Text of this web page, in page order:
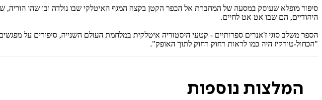
סיפור מופלא שעוסק במסעה של המחברת אל הכפר הקטן בקצה המגף האיטלקי שבו נולדה ובו שהו הוריה,
היהודיים, הם שבו אט אט לחיים.
הספר משלב סוגי ז'אנרים ספרותיים - קטעי היסטוריה איטלקית במלחמת העולם השנייה, סיפורים על
"הכחול-טורקיז היה כמו לראות רחוק רחוק לתוך האופק".
המלצות נוספות